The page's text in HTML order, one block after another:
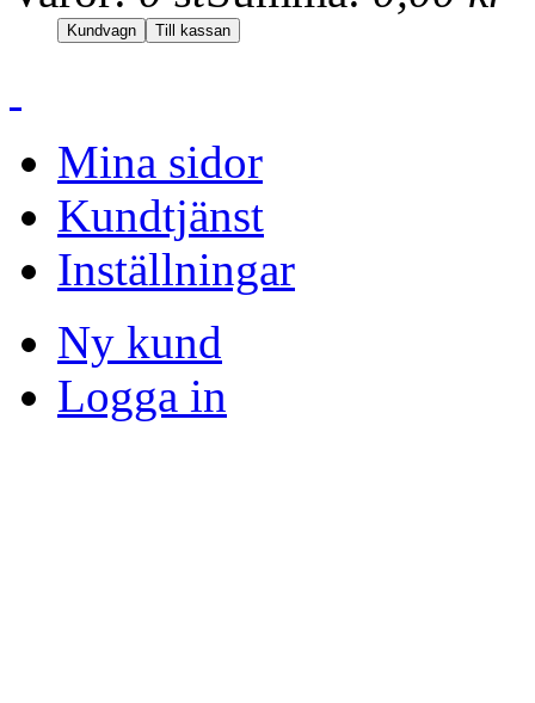
Mina sidor
Kundtjänst
Inställningar
Ny kund
Logga in